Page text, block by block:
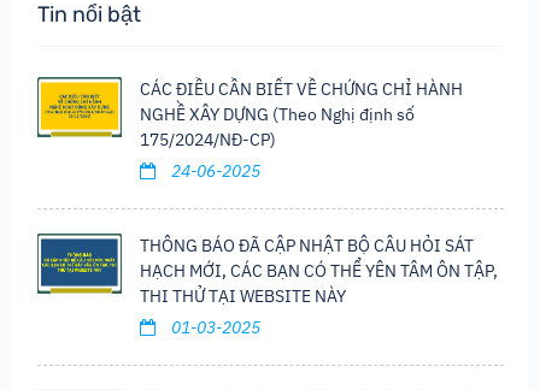
Tin nổi bật
CÁC ĐIỀU CẦN BIẾT VỀ CHỨNG CHỈ HÀNH
NGHỀ XÂY DỰNG (Theo Nghị định số
175/2024/NĐ-CP)
24-06-2025
THÔNG BÁO ĐÃ CẬP NHẬT BỘ CÂU HỎI SÁT
HẠCH MỚI, CÁC BẠN CÓ THỂ YÊN TÂM ÔN TẬP,
THI THỬ TẠI WEBSITE NÀY
01-03-2025